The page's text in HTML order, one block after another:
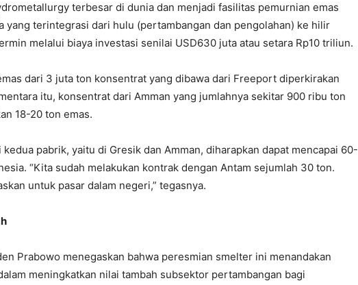
terbesar di dunia dan menjadi fasilitas pemurnian emas
yang terintegrasi dari hulu (pertambangan dan pengolahan) ke hilir
melalui biaya investasi senilai USD630 juta atau setara Rp10 triliun.
dari 3 juta ton konsentrat yang dibawa dari Freeport diperkirakan
itu, konsentrat dari Amman yang jumlahnya sekitar 900 ribu ton
18-20 ton emas.
pabrik, yaitu di Gresik dan Amman, diharapkan dapat mencapai 60-
“Kita sudah melakukan kontrak dengan Antam sejumlah 30 ton.
untuk pasar dalam negeri,” tegasnya.
Prabowo menegaskan bahwa peresmian smelter ini menandakan
meningkatkan nilai tambah subsektor pertambangan bagi